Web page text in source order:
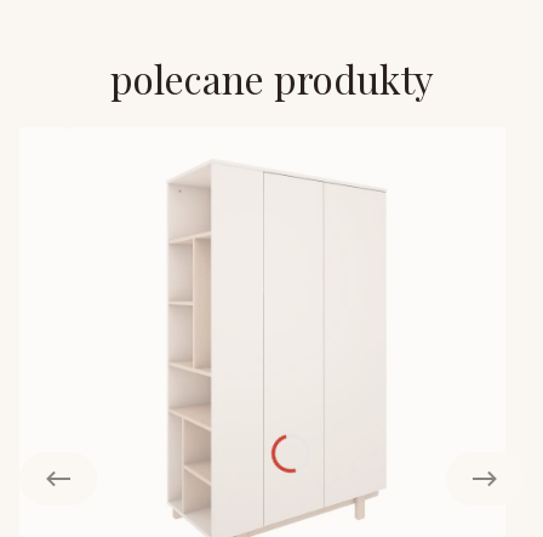
polecane produkty